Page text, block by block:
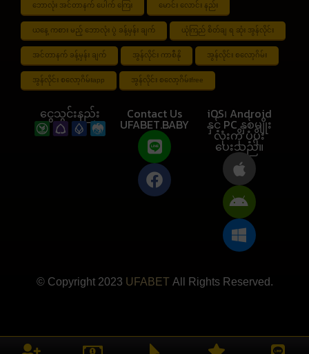
ဘောလုံး အင်တာနက် ပေါက် ကြေး မောင်း လောင်း နည်း
ယနေ့ ကစား မည့် ဘောလုံး ပွဲ ခန့်မှန်း ချက် ယုံကြည် စိတ်ချ ရ ဆုံး အွန်လိုင်း
အင်တာနက် ခန့်မှန်း ချက် အွန်လိုင်း ကာစီနို အွန်လိုင်း စလော့ဂိမ်း
အွန်လိုင်း စလော့ဂိမ်းapp အွန်လိုင်း စလော့ဂိမ်းfree
ငွေသွင်းနည်း Contact Us
UFABET.BABY
iOS၊ Android
နှင့် PC နှစ်မျိုး
လုံးကို ပံ့ပိုး
ပေးသည်။
© Copyright 2023 UFABETAll Rights Reserved.